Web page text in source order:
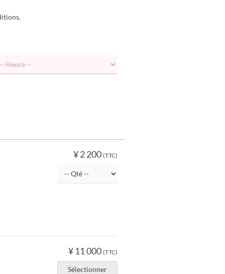
¥ 2 200 (TTC)
¥ 11 000 (TTC)
Sélectionner